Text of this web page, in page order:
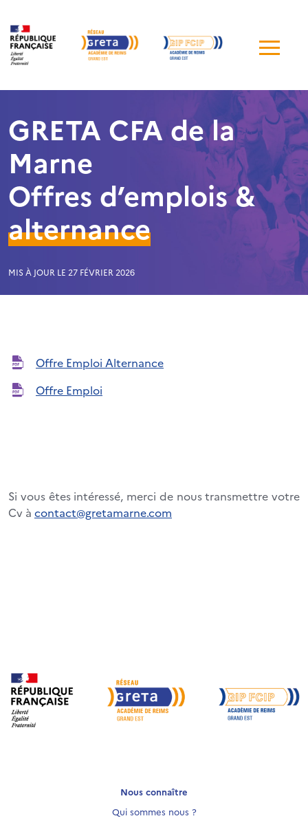
de
GRETA CFA de la
Marne
Offres d’emplois &
alternance
MIS À JOUR LE 27 FÉVRIER 2026
Offre Emploi Alternance
Offre Emploi
Si vous êtes intéressé, merci de nous transmettre votre
Cv à contact@gretamarne.com
Nous connaître
Qui sommes nous ?